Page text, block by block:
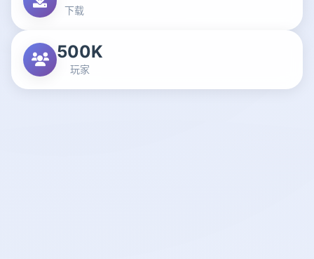
下载
500K
玩家